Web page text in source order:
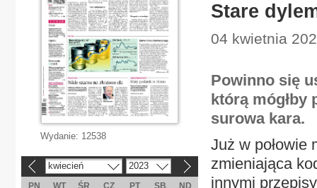
Stare
04 kwietnia
Powinno się
którą mógłby
surowa kara.
Już w połowie
zmieniająca
innymi
Wydanie: 12538
kwiecień 2023
PN WT ŚR CZ PT SB
ND